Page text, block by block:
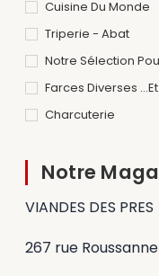
Cuisine Du Monde
Triperie - Abat
Notre Sélection
Farces Diverses
Charcuterie
Notre
VIANDES DES PRES
267 rue Roussanne